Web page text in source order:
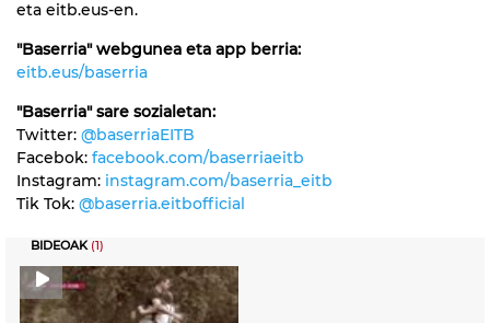
eta eitb.eus-en.
"Baserria" webgunea eta app berria:
eitb.eus/baserria
"Baserria" sare sozialetan:
Twitter: @baserriaEITB
Facebok: facebook.com/baserriaeitb
Instagram: instagram.com/baserria_eitb
Tik Tok: @baserria.eitbofficial
BIDEOAK (1)